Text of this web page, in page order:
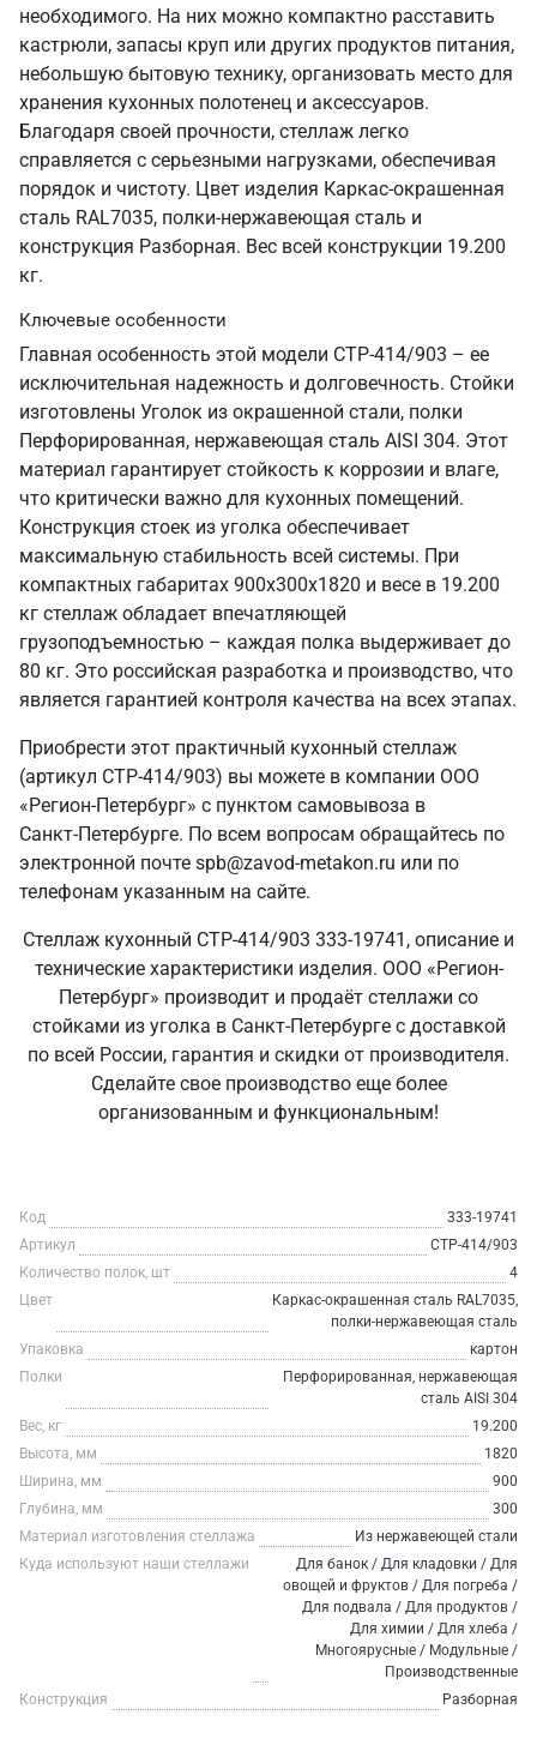
необходимого. На них можно компактно расставить
кастрюли, запасы круп или других продуктов питания,
небольшую бытовую технику, организовать место для
хранения кухонных полотенец и аксессуаров.
Благодаря своей прочности, стеллаж легко
справляется с серьезными нагрузками, обеспечивая
порядок и чистоту. Цвет изделия Каркас-окрашенная
сталь RAL7035, полки-нержавеющая сталь и
конструкция Разборная. Вес всей конструкции 19.200
кг.
Ключевые особенности
Главная особенность этой модели СТР-414/903 – ее
исключительная надежность и долговечность. Стойки
изготовлены Уголок из окрашенной стали, полки
Перфорированная, нержавеющая сталь AISI 304. Этот
материал гарантирует стойкость к коррозии и влаге,
что критически важно для кухонных помещений.
Конструкция стоек из уголка обеспечивает
максимальную стабильность всей системы. При
компактных габаритах 900х300х1820 и весе в 19.200
кг стеллаж обладает впечатляющей
грузоподъемностью – каждая полка выдерживает до
80 кг. Это российская разработка и производство, что
является гарантией контроля качества на всех этапах.
Приобрести этот практичный кухонный стеллаж
(артикул СТР-414/903) вы можете в компании ООО
«Регион-Петербург» с пунктом самовывоза в
Санкт‑Петербурге. По всем вопросам обращайтесь по
электронной почте spb@zavod-metakon.ru или по
телефонам указанным на сайте.
Стеллаж кухонный СТР-414/903 333-19741, описание и
технические характеристики изделия. ООО «Регион-
Петербург» производит и продаёт стеллажи со
стойками из уголка в Санкт‑Петербурге с доставкой
по всей России, гарантия и скидки от производителя.
Сделайте свое производство еще более
организованным и функциональным!
Код
333-19741
Артикул
СТР-414/903
Количество полок, шт
4
Цвет
Каркас-окрашенная сталь RAL7035,
полки-нержавеющая сталь
Упаковка
картон
Полки
Перфорированная, нержавеющая
сталь AISI 304
Вес, кг
19.200
Высота, мм
1820
Ширина, мм
900
Глубина, мм
300
Материал изготовления стеллажа
Из нержавеющей стали
Куда используют наши стеллажи
Для банок / Для кладовки / Для
овощей и фруктов / Для погреба /
Для подвала / Для продуктов /
Для химии / Для хлеба /
Многоярусные / Модульные /
Производственные
Конструкция
Разборная